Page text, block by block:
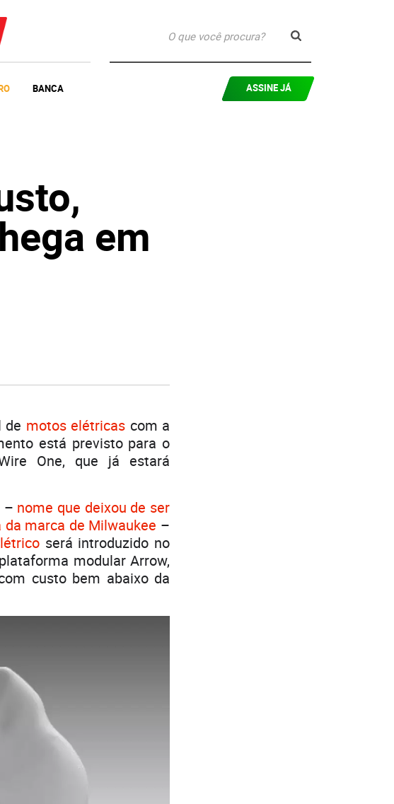
BANCA ASSINE JÁ
em
de motos elétricas com a
está previsto para o
One, que já estará
– nome que deixou de ser
marca de Milwaukee –
será introduzido no
modular Arrow,
custo bem abaixo da